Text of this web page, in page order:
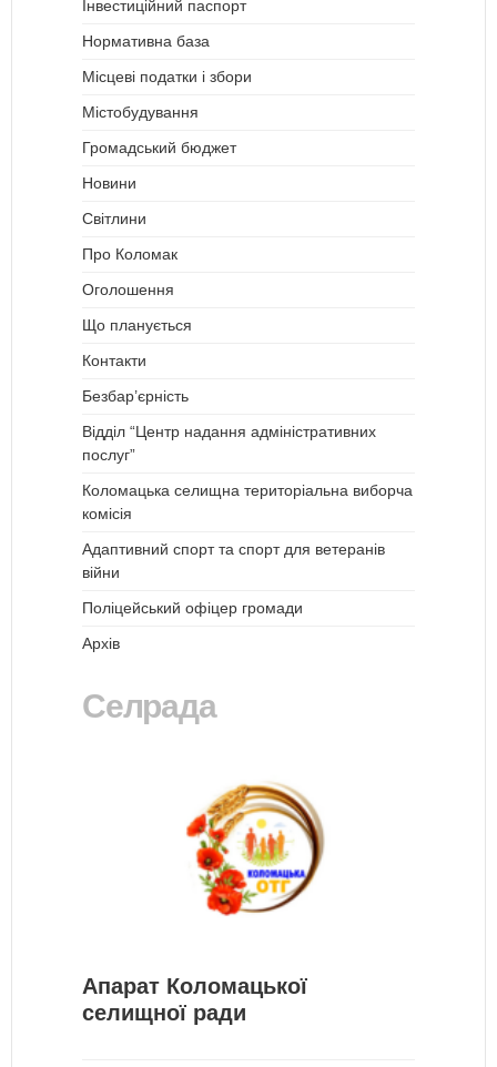
Інвестиційний паспорт
Нормативна база
Місцеві податки і збори
Містобудування
Громадський бюджет
Новини
Світлини
Про Коломак
Оголошення
Що планується
Контакти
Безбар’єрність
Відділ “Центр надання адміністративних
послуг”
Коломацька селищна територіальна виборча
комісія
Адаптивний спорт та спорт для ветеранів
війни
Поліцейський офіцер громади
Архів
Селрада
Апарат Коломацької
селищної ради